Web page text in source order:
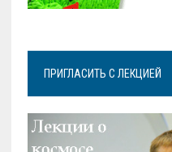
ПРИГЛАСИТЬ С ЛЕКЦИЕЙ